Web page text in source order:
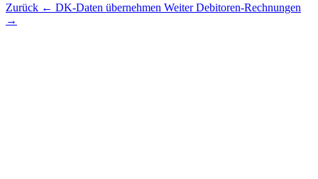
Zurück ← DK-Daten übernehmen Weiter Debitoren-Rechnungen
→